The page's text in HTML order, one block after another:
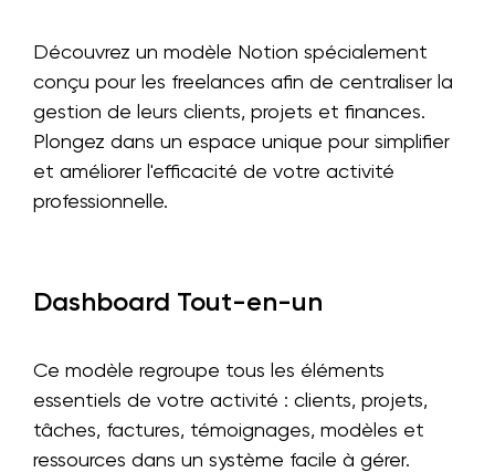
Découvrez un modèle Notion spécialement
conçu pour les freelances afin de centraliser la
gestion de leurs clients, projets et finances.
Plongez dans un espace unique pour simplifier
et améliorer l'efficacité de votre activité
professionnelle.
Dashboard Tout-en-un
Ce modèle regroupe tous les éléments
essentiels de votre activité : clients, projets,
tâches, factures, témoignages, modèles et
ressources dans un système facile à gérer.